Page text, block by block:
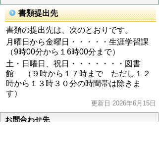
書類提出先
書類の提出先は、次のとおりです。
月曜日から金曜日・・・・・生涯学習課
（9時00分から１6時00分まで）
土・日曜日、祝日・・・・・・・図書
館
（９時から１７時まで ただし１２
時から１３時３０分の時間帯は除きま
す）
更新日 2026年6月15日
お問合わせ先